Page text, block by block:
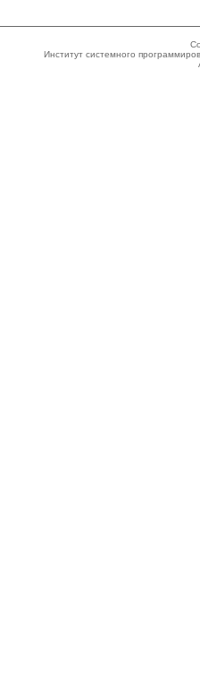
Институт системного